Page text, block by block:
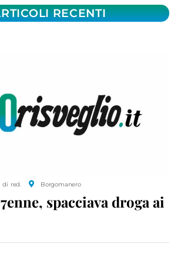
RECENTI
di red. Borgomanero
spacciava droga ai